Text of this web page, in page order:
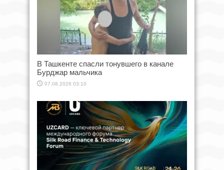
В Ташкенте спасли тонувшего в канале
Бурджар мальчика
07.08.2026 03:10